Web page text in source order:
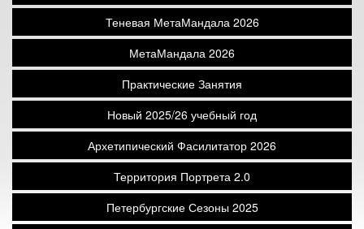
Теневая МетаМандала 2026
МетаМандала 2026
Практические Занятия
Новый 2025/26 учебный год
Архетипический Фасилитатор 2026
Территория Портрета 2.0
Петербургские Сезоны 2025